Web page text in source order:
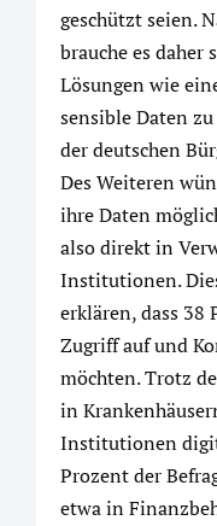
geschützt seien.
brauche es daher
Lösungen wie
sensible Daten
der deutschen
Des Weiteren
ihre Daten
also direkt in
Institutionen.
erklären, dass 38
Zugriff auf und
möchten. Trotz
in
Institutionen
Prozent der
etwa in